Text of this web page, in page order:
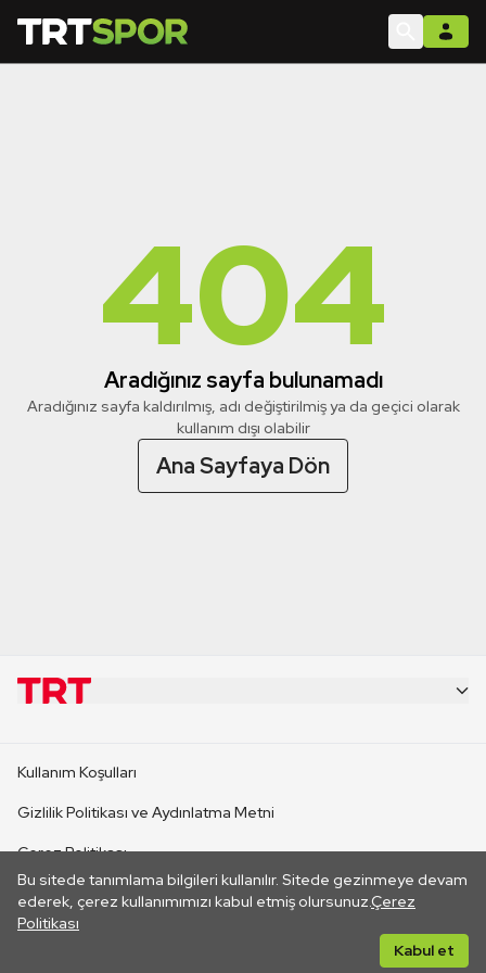
404
Aradığınız sayfa bulunamadı
Aradığınız sayfa kaldırılmış, adı değiştirilmiş ya da geçici olarak
kullanım dışı olabilir
Ana Sayfaya Dön
Bu sitede tanımlama bilgileri kullanılır. Sitede gezinmeye devam
ederek, çerez kullanımımızı kabul etmiş olursunuz.Çerez
Politikası
Kabul et
CANLI YAYINLAR
Kullanım Koşulları
Gizlilik Politikası ve Aydınlatma Metni
Çerez Politikası
İletişim
Her hakkı saklıdır. ©2026 TRT. Bağlantı yoluyla gidilen dış